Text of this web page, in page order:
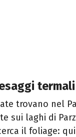
termali
trovano nel
sui laghi di
il foliage: